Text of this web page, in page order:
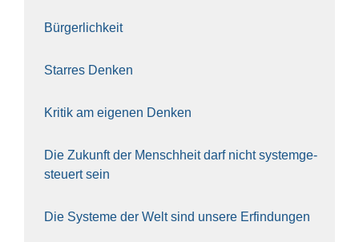
Bür­ger­lich­keit
Star­res Den­ken
Kri­tik am eige­nen Den­ken
Die Zukunft der Mensch­heit darf nicht sys­tem­ge­
steu­ert sein
Die Sys­te­me der Welt sind unse­re Erfin­dun­gen